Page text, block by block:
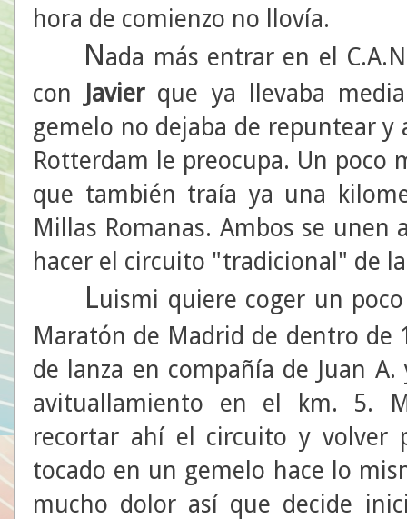
hora de comienzo no llovía.
Nada más entrar en el
con
Javier que ya llevaba
gemelo no dejaba de repuntear y
Rotterdam le preocupa. Un poco
que también traía ya una
Millas Romanas. Ambos se
hacer el circuito "tradicional" de
Luismi quiere coger un
Maratón de Madrid de dentro de
de lanza en compañía de Juan
avituallamiento en el km. 5.
recortar ahí el circuito y volver
tocado en un gemelo hace lo
mucho dolor así que decide